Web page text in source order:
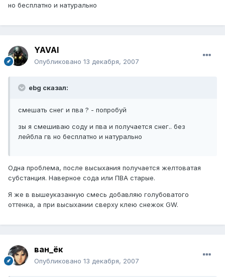
но бесплатно и натурально
YAVAI
Опубликовано 13 декабря, 2007
ebg сказал:
смешать снег и пва ? - попробуй
зы я смешиваю соду и пва и получается снег.. без
лейбла гв но бесплатно и натурально
Одна проблема, после высыхания получается желтоватая
субстанция. Наверное сода или ПВА старые.
Я же в вышеуказанную смесь добавляю голубоватого
оттенка, а при высыхании сверху клею снежок GW.
ван_ёк
Опубликовано 13 декабря, 2007